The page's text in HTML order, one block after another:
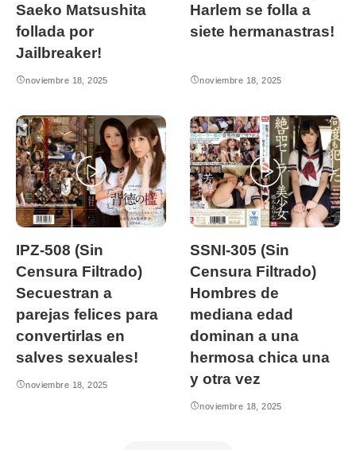
Saeko Matsushita
follada por
Jailbreaker!
noviembre 18, 2025
Harlem se folla a
siete hermanastras!
noviembre 18, 2025
IPZ-508 (Sin
Censura Filtrado)
Secuestran a
parejas felices para
convertirlas en
salves sexuales!
noviembre 18, 2025
SSNI-305 (Sin
Censura Filtrado)
Hombres de
mediana edad
dominan a una
hermosa chica una
y otra vez
noviembre 18, 2025